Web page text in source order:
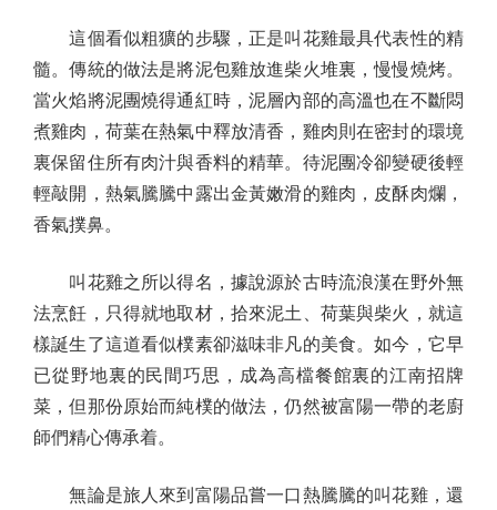
這個看似粗獷的步驟，正是叫花雞最具代表性的精
髓。傳統的做法是將泥包雞放進柴火堆裏，慢慢燒烤。
當火焰將泥團燒得通紅時，泥層內部的高溫也在不斷悶
煮雞肉，荷葉在熱氣中釋放清香，雞肉則在密封的環境
裏保留住所有肉汁與香料的精華。待泥團冷卻變硬後輕
輕敲開，熱氣騰騰中露出金黃嫩滑的雞肉，皮酥肉爛，
香氣撲鼻。
叫花雞之所以得名，據說源於古時流浪漢在野外無
法烹飪，只得就地取材，拾來泥土、荷葉與柴火，就這
樣誕生了這道看似樸素卻滋味非凡的美食。如今，它早
已從野地裏的民間巧思，成為高檔餐館裏的江南招牌
菜，但那份原始而純樸的做法，仍然被富陽一帶的老廚
師們精心傳承着。
無論是旅人來到富陽品嘗一口熱騰騰的叫花雞，還